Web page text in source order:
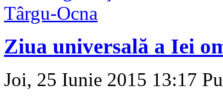
Ziua universală a Iei
Joi, 25 Iunie 2015 13:17